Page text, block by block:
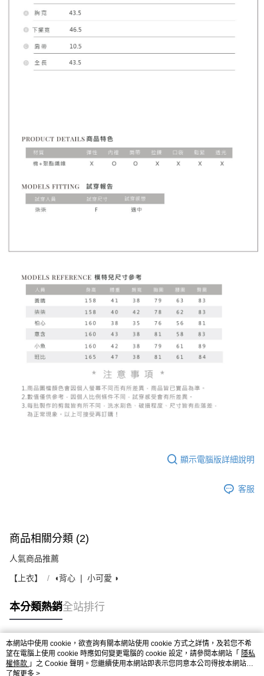
顯示電腦版詳細說明
客服
商品相關分類 (2)
人氣商品推薦
【上衣】 ◖背心 ❘ 小可愛 ◗
本分類熱銷全站排行
熱門標籤
本網站中使用 cookie，欲查詢有關本網站使用 cookie 方式之詳情，及若您不希
望在電腦上使用 cookie 時應如何變更電腦的 cookie 設定，請參閱本網站「 隱私
權條款 」之 Cookie 聲明。您繼續使用本網站即表示您同意本公司得按本網站使
用條款之 Cookie 聲明使用 cookie。
了解更多 >